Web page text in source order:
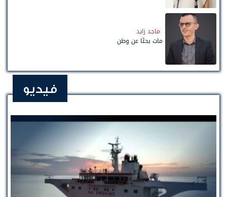
ماجد زايد
مات بحثًا عن وطن
فيديو